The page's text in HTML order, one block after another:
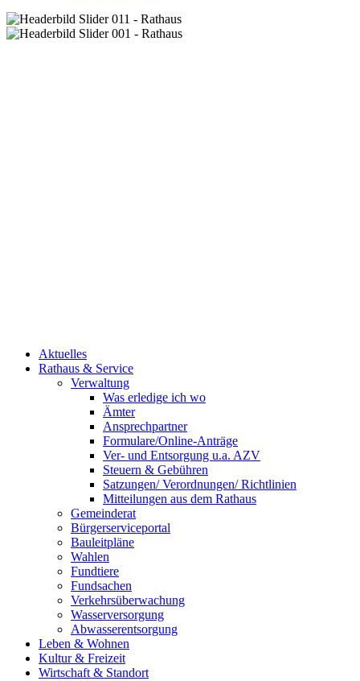
Aktuelles
Rathaus & Service
Verwaltung
Was erledige ich wo
Ämter
Ansprechpartner
Formulare/Online-Anträge
Ver- und Entsorgung u.a. AZV
Steuern & Gebühren
Satzungen/ Verordnungen/ Richtlinien
Mitteilungen aus dem Rathaus
Gemeinderat
Bürgerserviceportal
Bauleitpläne
Wahlen
Fundtiere
Fundsachen
Verkehrsüberwachung
Wasserversorgung
Abwasserentsorgung
Leben & Wohnen
Kultur & Freizeit
Wirtschaft & Standort